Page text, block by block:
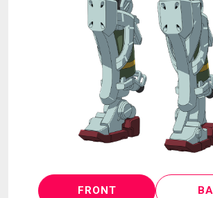
LANGUAGE
FRONT